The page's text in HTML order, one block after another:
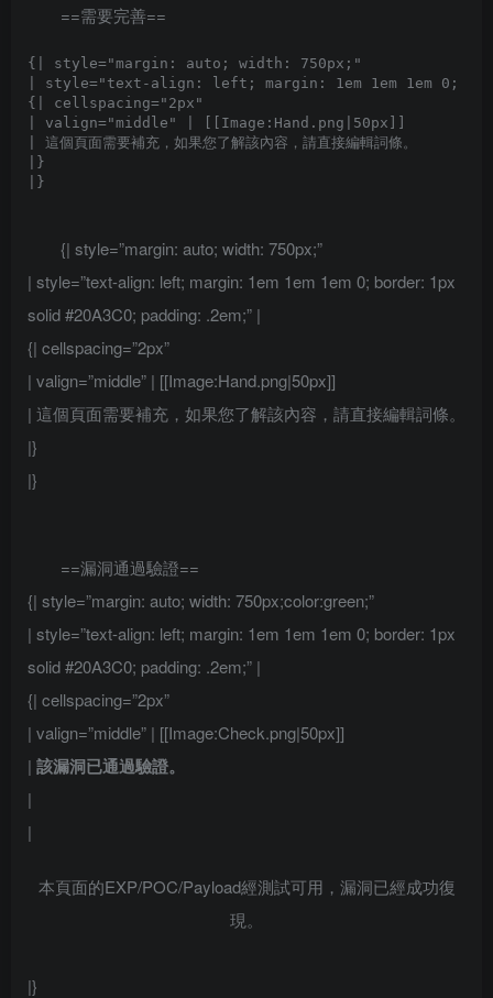
==需要完善==
{| style="margin: auto; width: 750px;"
| style="text-align: left; margin: 1em 1em 1em 0;
{| cellspacing="2px"
| valign="middle" | [[Image:Hand.png|50px]]
| 這個頁面需要補充，如果您了解該內容，請直接編輯詞條。
|}
{| style=”margin: auto; width: 750px;”
| style=”text-align: left; margin: 1em 1em 1em 0; border: 1px
solid #20A3C0; padding: .2em;” |
{| cellspacing=”2px”
| valign=”middle” | [[Image:Hand.png|50px]]
| 這個頁面需要補充，如果您了解該內容，請直接編輯詞條。
|}
|}
==漏洞通過驗證==
{| style=”margin: auto; width: 750px;color:green;”
| style=”text-align: left; margin: 1em 1em 1em 0; border: 1px
solid #20A3C0; padding: .2em;” |
{| cellspacing=”2px”
| valign=”middle” | [[Image:Check.png|50px]]
| 該漏洞已通過驗證。
|
|
本頁面的EXP/POC/Payload經測試可用，漏洞已經成功復
現。
|}